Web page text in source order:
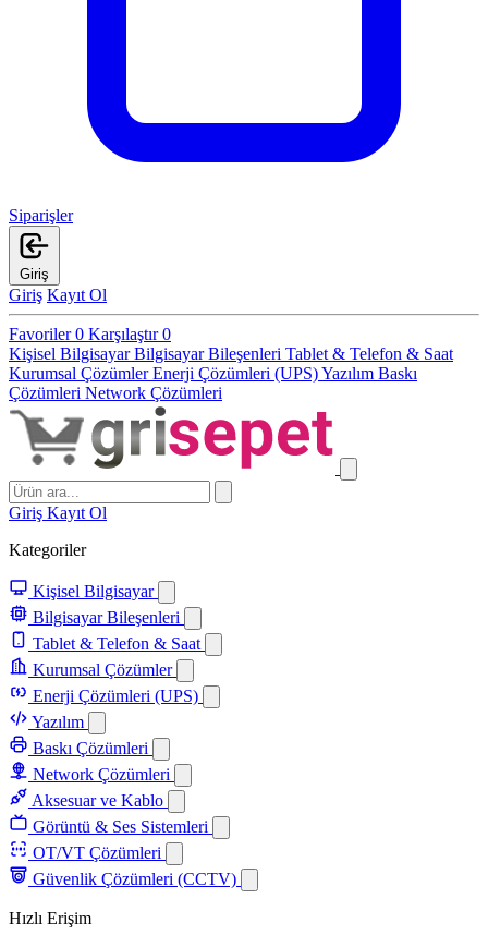
Siparişler
Giriş
Giriş Kayıt Ol
Favoriler0 Karşılaştır0
Kişisel BilgisayarBilgisayar Bileşenleri Tablet & Telefon & Saat
Kurumsal ÇözümlerEnerji Çözümleri (UPS)Yazılım Baskı
Çözümleri Network Çözümleri
Giriş Kayıt Ol
Kategoriler
Kişisel Bilgisayar
Bilgisayar Bileşenleri
Tablet & Telefon & Saat
Kurumsal Çözümler
Enerji Çözümleri (UPS)
Yazılım
Baskı Çözümleri
Network Çözümleri
Aksesuar ve Kablo
Görüntü & Ses Sistemleri
OT/VT Çözümleri
Güvenlik Çözümleri (CCTV)
Hızlı Erişim